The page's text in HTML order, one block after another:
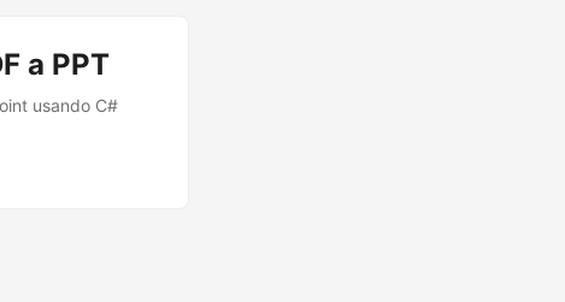
a PPT
usando C#